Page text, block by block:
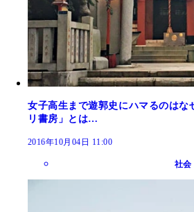
女子高生まで遊郭史にハマるのはな
リ書房」とは…
2016年10月04日 11:00
社会